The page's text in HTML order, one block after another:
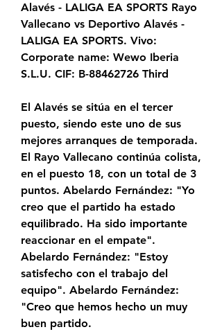
Alavés - LALIGA EA SPORTS Rayo
Vallecano vs Deportivo Alavés -
LALIGA EA SPORTS. Vivo:
Corporate name: Wewo Iberia
S.L.U. CIF: B-88462726 Third
El Alavés se sitúa en el tercer
puesto, siendo este uno de sus
mejores arranques de temporada.
El Rayo Vallecano continúa colista,
en el puesto 18, con un total de 3
puntos. Abelardo Fernández: "Yo
creo que el partido ha estado
equilibrado. Ha sido importante
reaccionar en el empate".
Abelardo Fernández: "Estoy
satisfecho con el trabajo del
equipo". Abelardo Fernández:
"Creo que hemos hecho un muy
buen partido.